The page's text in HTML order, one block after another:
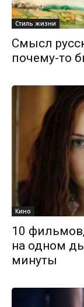
Стиль жизни
Смысл
почему-то
Кино
10
на одном
минуты